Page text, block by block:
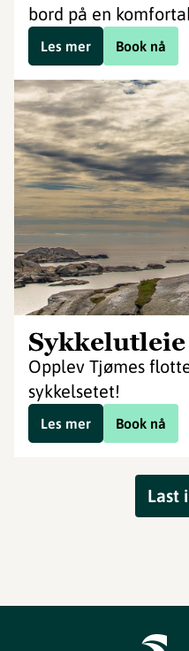
bord på en
Book nå
Les mer
Opplev Tjømes
sykkelsetet!
Book nå
Les mer
Last